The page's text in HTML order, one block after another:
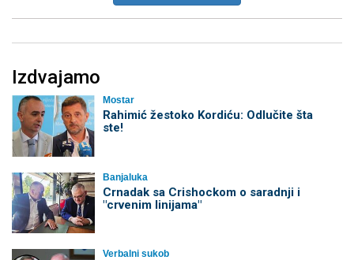
Izdvajamo
Mostar
Rahimić žestoko Kordiću: Odlučite šta
ste!
Banjaluka
Crnadak sa Crishockom o saradnji i
"crvenim linijama"
Verbalni sukob